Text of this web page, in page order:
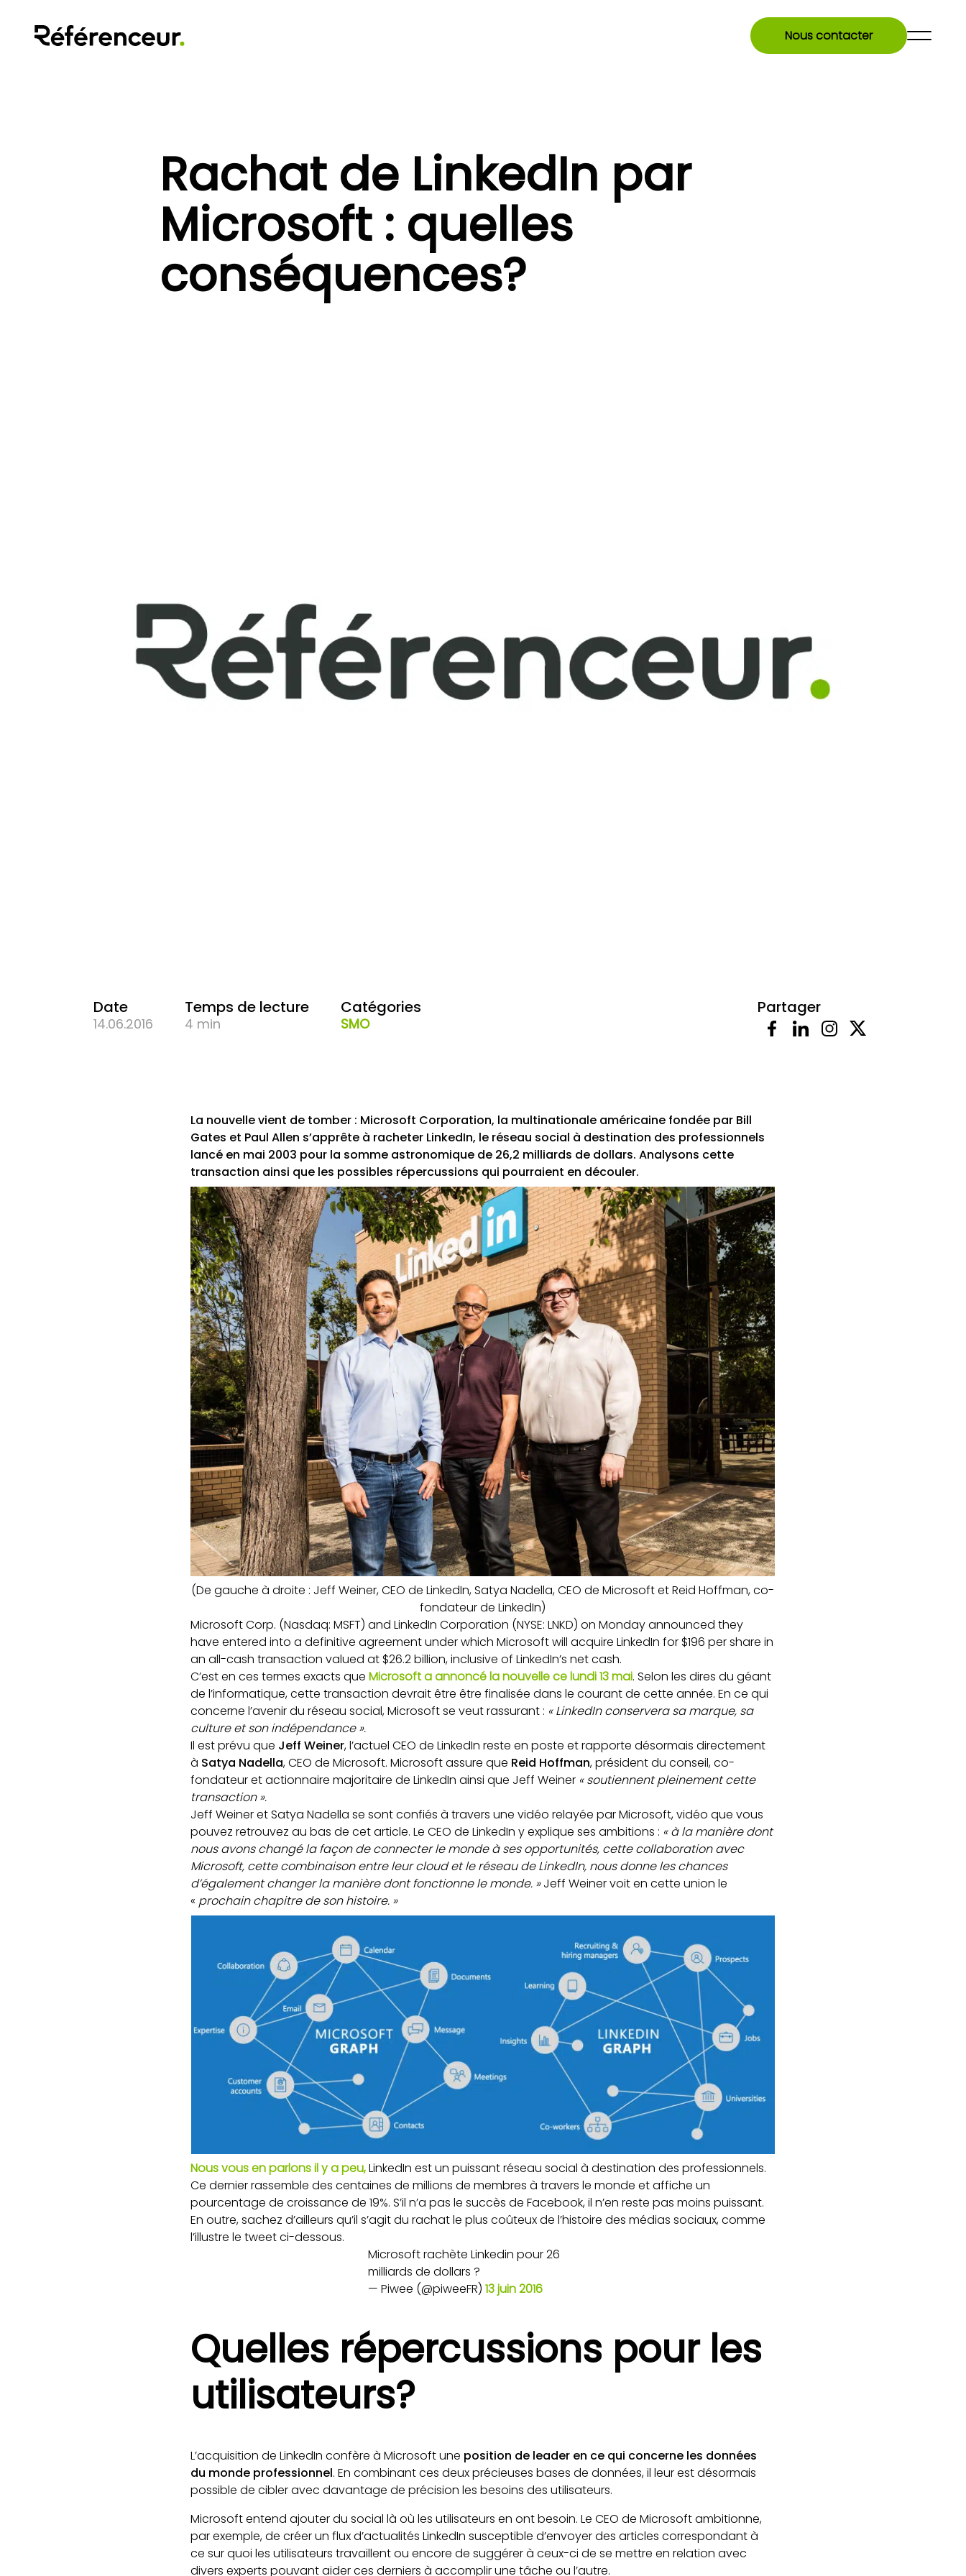
Nous contacter
Rachat de LinkedIn par
Microsoft : quelles
conséquences?
Date
14.06.2016
Temps de lecture
4 min
Catégories
SMO
Partager
La nouvelle vient de tomber : Microsoft Corporation, la multinationale américaine fondée par Bill
Gates et Paul Allen s’apprête à racheter LinkedIn, le réseau social à destination des professionnels
lancé en mai 2003 pour la somme astronomique de 26,2 milliards de dollars. Analysons cette
transaction ainsi que les possibles répercussions qui pourraient en découler.
(De gauche à droite : Jeff Weiner, CEO de LinkedIn, Satya Nadella, CEO de Microsoft et Reid Hoffman, co-
fondateur de LinkedIn)
Microsoft Corp. (Nasdaq: MSFT) and LinkedIn Corporation (NYSE: LNKD) on Monday announced they
have entered into a definitive agreement under which Microsoft will acquire LinkedIn for $196 per share in
an all-cash transaction valued at $26.2 billion, inclusive of LinkedIn’s net cash.
C’est en ces termes exacts queMicrosoft a annoncé la nouvelle ce lundi 13 mai. Selon les dires du géant
de l’informatique, cette transaction devrait être être finalisée dans le courant de cette année. En ce qui
concerne l’avenir du réseau social, Microsoft se veut rassurant : « LinkedIn conservera sa marque, sa
culture et son indépendance ».
Il est prévu que Jeff Weiner, l’actuel CEO de LinkedIn reste en poste et rapporte désormais directement
à Satya Nadella, CEO de Microsoft. Microsoft assure que Reid Hoffman, président du conseil, co-
fondateur et actionnaire majoritaire de LinkedIn ainsi que Jeff Weiner « soutiennent pleinement cette
transaction ».
Jeff Weiner et Satya Nadella se sont confiés à travers une vidéo relayée par Microsoft, vidéo que vous
pouvez retrouvez au bas de cet article. Le CEO de LinkedIn y explique ses ambitions : « à la manière dont
nous avons changé la façon de connecter le monde à ses opportunités, cette collaboration avec
Microsoft, cette combinaison entre leur cloud et le réseau de LinkedIn, nous donne les chances
d’également changer la manière dont fonctionne le monde. »Jeff Weiner voit en cette union le
« prochain chapitre de son histoire. »
Nous vous en parlons il y a peu,LinkedIn est un puissant réseau social à destination des professionnels.
Ce dernier rassemble des centaines de millions de membres à travers le monde et affiche un
pourcentage de croissance de 19%. S’il n’a pas le succès de Facebook, il n’en reste pas moins puissant.
En outre, sachez d’ailleurs qu’il s’agit du rachat le plus coûteux de l’histoire des médias sociaux, comme
l’illustre le tweet ci-dessous.
Microsoft rachète Linkedin pour 26
milliards de dollars ?
— Piwee (@piweeFR) 13 juin 2016
Quelles répercussions pour les
utilisateurs?
L’acquisition de LinkedIn confère à Microsoft une position de leader en ce qui concerne les données
du monde professionnel. En combinant ces deux précieuses bases de données, il leur est désormais
possible de cibler avec davantage de précision les besoins des utilisateurs.
Microsoft entend ajouter du social là où les utilisateurs en ont besoin. Le CEO de Microsoft ambitionne,
par exemple, de créer un flux d’actualités LinkedIn susceptible d’envoyer des articles correspondant à
ce sur quoi les utilisateurs travaillent ou encore de suggérer à ceux-ci de se mettre en relation avec
divers experts pouvant aider ces derniers à accomplir une tâche ou l’autre.